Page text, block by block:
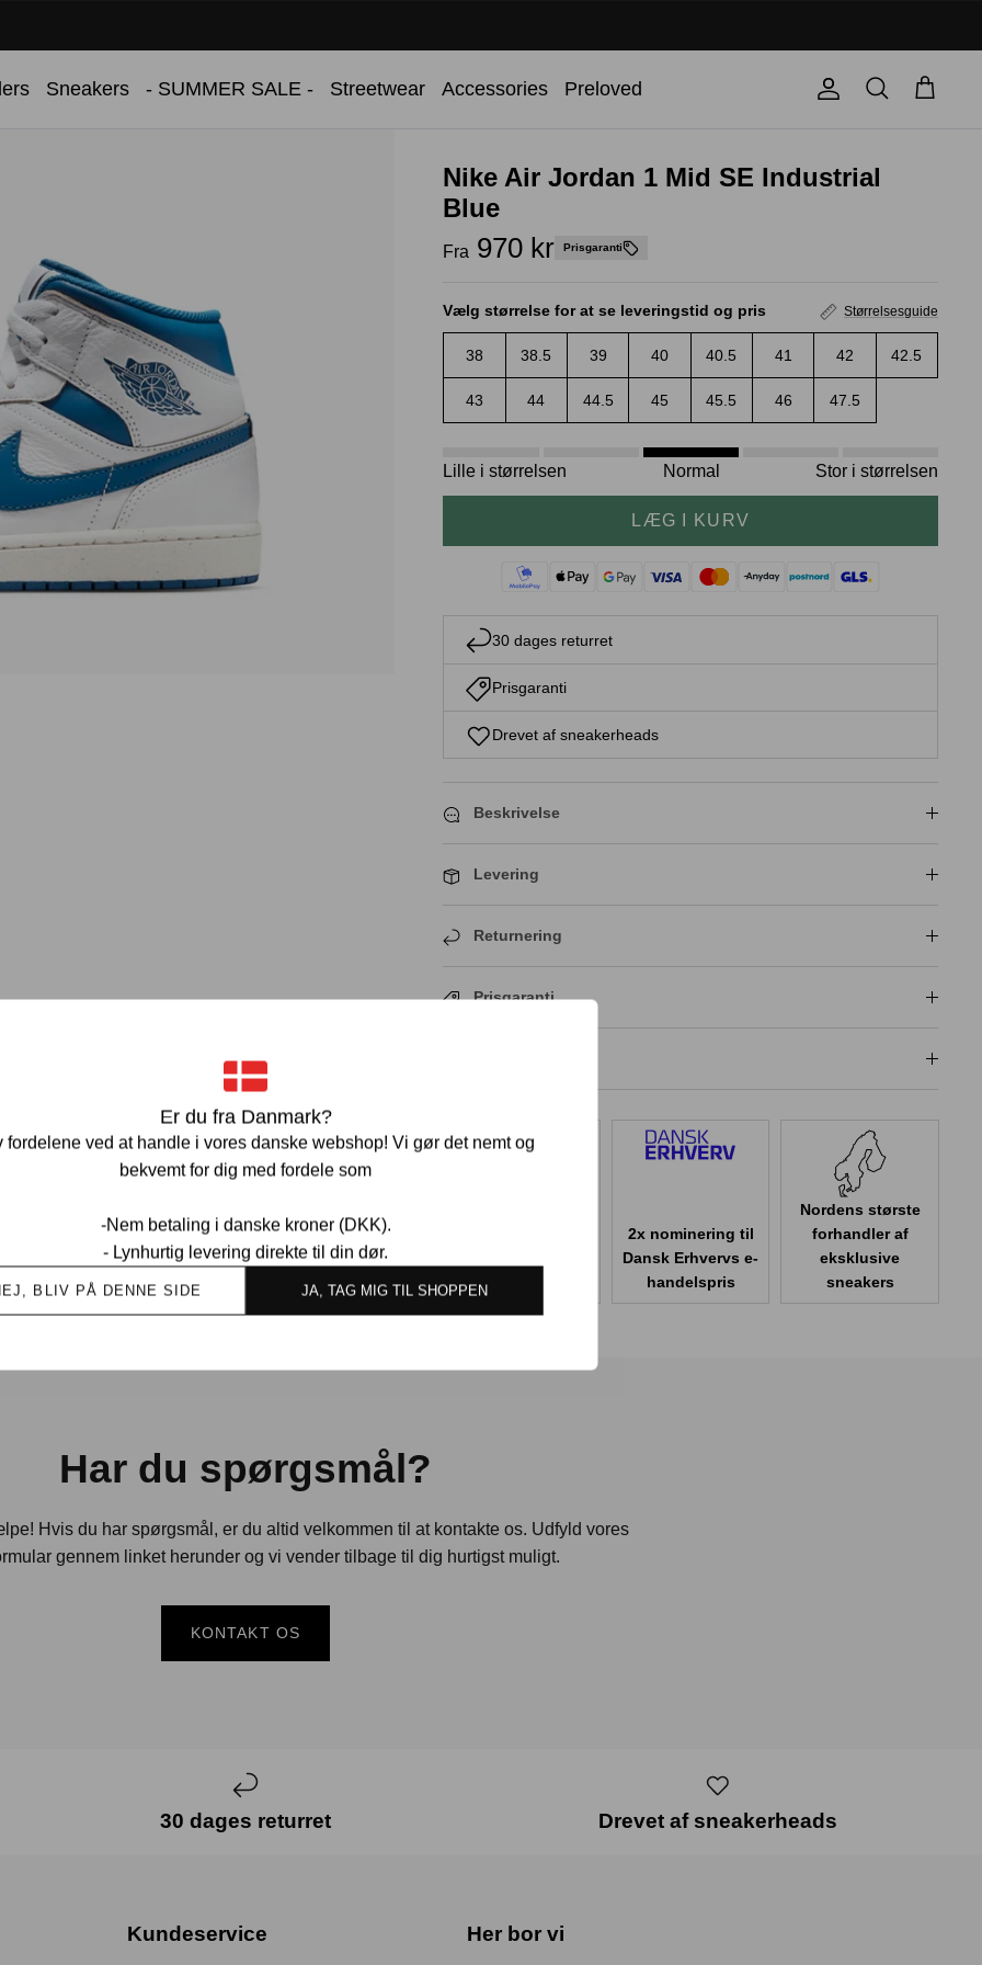
Sneakers - SUMMER SALE - Streetwear Accessories Preloved Konto
Søg
Kurv
Er du fra Danmark?
fordelene ved at handle i vores danske webshop! Vi gør det nemt og
bekvemt for dig med fordele som
-Nem betaling i danske kroner (DKK).
- Lynhurtig levering direkte til din dør.
BLIV PÅ DENNE SIDE JA, TAG MIG TIL SHOPPEN
Nike Air Jordan 1 Mid SE Industrial
Blue
Fra 970 kr Prisgaranti
Vælg størrelse for at se leveringstid og pris Størrelsesguide
38 38.5 39 40 40.5 41 42 42.5
43 44 44.5 45 45.5 46 47.5
Lille i størrelsen Normal Stor i størrelsen
LÆG I KURV
30 dages returret
Prisgaranti
Drevet af sneakerheads
Beskrivelse
Levering
Returnering
Prisgaranti
kunder i Danmark
2x nominering til
Dansk Erhvervs e-
handelspris
Nordens største
forhandler af
eksklusive
sneakers
Har du spørgsmål?
Hvis du har spørgsmål, er du altid velkommen til at kontakte os. Udfyld vores
gennem linket herunder og vi vender tilbage til dig hurtigst muligt.
KONTAKT OS
30 dages returret Drevet af sneakerheads
Kundeservice Her bor vi